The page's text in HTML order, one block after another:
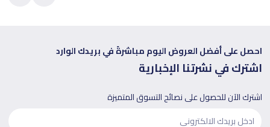
احصل على أفضل العروض اليوم مباشرةً في بريدك الوارد
اشترك في نشرتنا الإخبارية
اشترك الآن للحصول على نصائح التسوق المتميزة